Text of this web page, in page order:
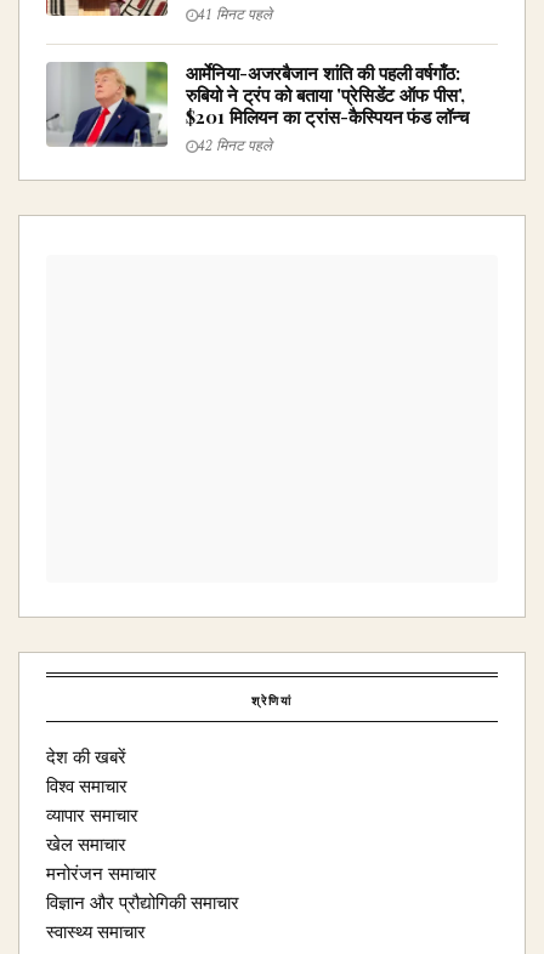
41 मिनट पहले
आर्मेनिया-अजरबैजान शांति की पहली वर्षगाँठ:
रुबियो ने ट्रंप को बताया 'प्रेसिडेंट ऑफ पीस',
$201 मिलियन का ट्रांस-कैस्पियन फंड लॉन्च
42 मिनट पहले
श्रेणियां
देश की खबरें
विश्व समाचार
व्यापार समाचार
खेल समाचार
मनोरंजन समाचार
विज्ञान और प्रौद्योगिकी समाचार
स्वास्थ्य समाचार